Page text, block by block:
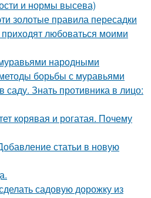
и нормы высева)
золотые правила пересадки
любоваться моими
народными
борьбы с муравьями
Знать противника в лицо:
корявая и рогатая. Почему
статьи в новую
садовую дорожку из